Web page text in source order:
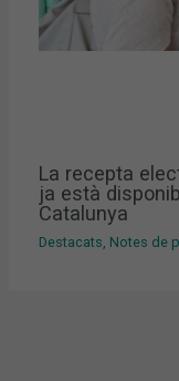
La recepta
ja està
Catalunya
Destacats Notes de